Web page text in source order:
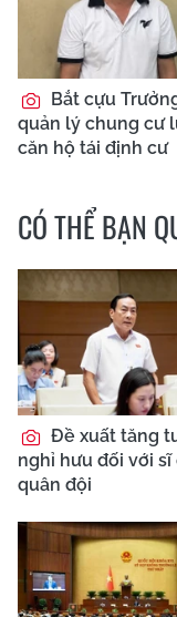
Bắt cựu
quản lý chung cư
căn hộ tái định cư
CÓ THỂ BẠN
Đề xuất tăng
nghỉ hưu đối với sĩ
quân đội